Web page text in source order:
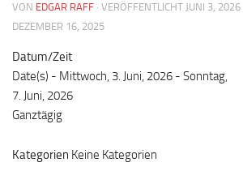
VON EDGAR RAFF · VERÖFFENTLICHT JUNI 3, 2026
DEZEMBER 16, 2025
Datum/Zeit
Date(s) - Mittwoch, 3. Juni, 2026 - Sonntag,
7. Juni, 2026
Ganztägig
Kategorien Keine Kategorien